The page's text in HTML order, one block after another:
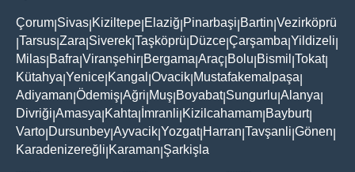
Çorum Sivas Kiziltepe Elaziğ Pinarbaşi Bartin Vezirköprü
Tarsus Zara Siverek Taşköprü Düzce Çarşamba Yildizeli
Milas Bafra Viranşehir Bergama Araç Bolu Bismil Tokat|
Kütahya Yenice Kangal Ovacik Mustafakemalpaşa
Adiyaman Ödemiş Ağri Muş Boyabat| Sungurlu Alanya
Divriği Amasya Kahta İmranli Kizilcahamam Bayburt|
Varto Dursunbey Ayvacik Yozgat| Harran Tavşanli Gönen
Karadenizereğli Karaman Şarkişla